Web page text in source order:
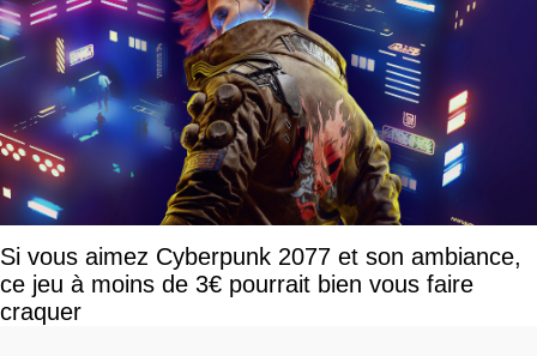
Si vous aimez Cyberpunk 2077 et son ambiance,
ce jeu à moins de 3€ pourrait bien vous faire
craquer